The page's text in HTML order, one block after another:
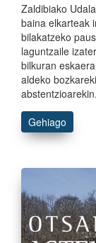
Zaldibiako
baina elkarteak
bilakatzeko
laguntzaile
bilkuran
aldeko
abstentzioarekin.
Gehiago